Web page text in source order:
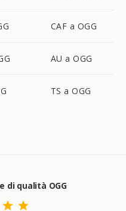
CAF a OGG
AU a OGG
TS a OGG
di qualità OGG